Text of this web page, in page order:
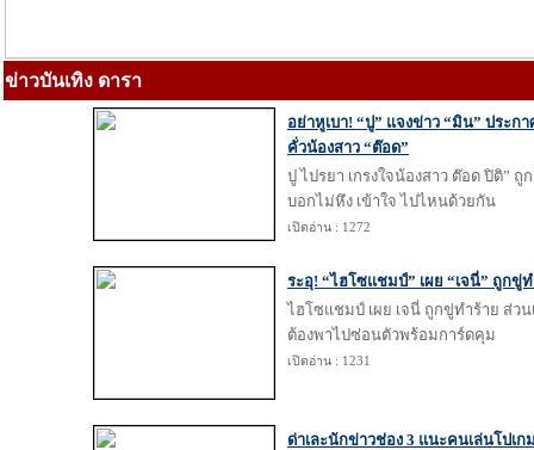
ข่าวบันเทิง ดารา
อย่าหูเบา! “ปู” แจงข่าว “มิน” ประก
คั่วน้องสาว “ต๊อด”
ปู ไปรยา เกรงใจน้องสาว ต๊อด ปิติ”
บอกไม่หึง เข้าใจ ไปไหนด้วยกัน
เปิดอ่าน : 1272
ระอุ! “ไฮโซแชมป์” เผย “เจนี่” ถูกขู่
ไฮโซแชมป์ เผย เจนี่ ถูกขู่ทำร้าย ส่ว
ต้องพาไปซ่อนตัวพร้อมการ์ดคุม
เปิดอ่าน : 1231
ด่าเละนักข่าวช่อง 3 แนะคนเล่นโปเ